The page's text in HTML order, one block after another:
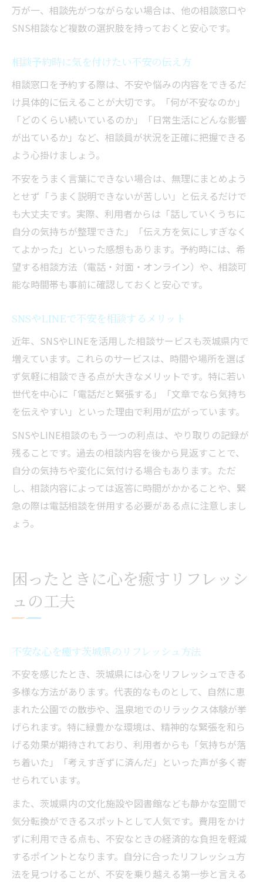
万が一、相談先がつながらない場合は、他の相談窓口や
SNS相談など複数の選択肢を持っておくと安心です。
相談予約時に気を付けたい不安の伝え方
相談窓口を予約する際は、不安や悩みの内容をできるだ
け具体的に伝えることが大切です。「何が不安なのか」
「どのくらい続いているのか」「日常生活にどんな影響
が出ているか」など、相談員が状況を正確に把握できる
よう心掛けましょう。
不安をうまく言葉にできない場合は、無理にまとめよう
とせず「うまく説明できないが苦しい」と伝えるだけで
も大丈夫です。実際、利用者からは「話していくうちに
自分の気持ちが整理できた」「伝え方を気にしすぎなく
てよかった」といった感想もあります。予約時には、希
望する相談方法（電話・対面・オンライン）や、相談可
能な時間帯も事前に確認しておくと安心です。
SNSやLINEで不安を相談するメリット
近年、SNSやLINEを活用した相談サービスも茨城県内で
増えています。これらのサービスは、時間や場所を選ば
ず気軽に相談できる点が大きなメリットです。特に若い
世代を中心に「電話だと緊張する」「文章でなら気持ち
を伝えやすい」といった理由で利用が広がっています。
SNSやLINE相談のもう一つの利点は、やり取りの記録が
残ることです。過去の相談内容を後から見返すことで、
自分の気持ちや変化に気付ける場合もあります。ただ
し、相談内容によっては返答に時間がかかることや、緊
急の際は電話相談を併用する必要がある点に注意しまし
ょう。
困ったときに心を癒すリフレッシ
ュの工夫
不安な心を癒す茨城県のリフレッシュ方法
不安を感じたとき、茨城県には心をリフレッシュできる
多様な方法があります。代表的なものとして、自然に恵
まれた公園での散歩や、温泉地でのリラックス体験が挙
げられます。特に緑豊かな環境は、精神的な緊張を和ら
げる効果が期待されており、利用者からも「気持ちが落
ち着いた」「考えすぎずに済んだ」といった声が多く寄
せられています。
また、茨城県内の文化施設や図書館なども静かな空間で
気分転換ができるスポットとして人気です。費用をかけ
ずに利用できる点も、不安なときの経済的な負担を軽減
するポイントとなります。自分に合ったリフレッシュ方
法を見つけることが、不安を乗り越える第一歩と言える